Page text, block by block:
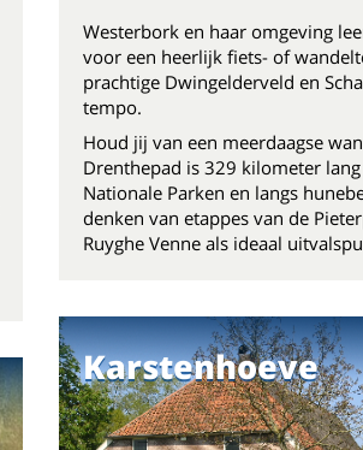
Westerbork en haar omgeving
voor een heerlijk fiets- of
prachtige Dwingelderveld en
tempo.
Houd jij van een meerdaagse
Drenthepad is 329 kilometer
Nationale Parken en langs
denken van etappes van de
Ruyghe Venne als ideaal
Karstenhoeve